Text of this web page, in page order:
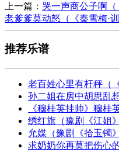
上一篇： 哭一声商公子啊（
老爹爹莫动怒（《秦雪梅·
推荐乐谱
老百姓心里有杆秤（
孙二姐在房中胡思乱
《穆桂英挂帅》穆桂
绣红旗（豫剧《江姐
允媒（豫剧《拾玉镯
求奶奶你再莫把伤心